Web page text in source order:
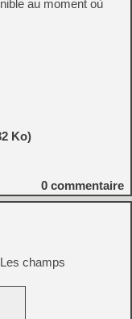
au moment où
Ko)
0 commentaire
Les champs